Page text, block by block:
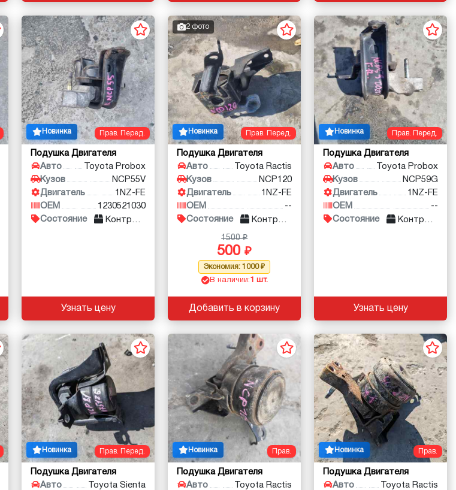
Прав. Перед.
Новинка
Подушка Двигателя
Авто
Toyota Probox
Кузов
NCP55V
Двигатель
1NZ-FE
OEM
1230521030
Состояние
Контракт
Узнать цену
Прав. Перед.
2 фото
Новинка
Подушка Двигателя
Авто
Toyota Ractis
Кузов
NCP120
Двигатель
1NZ-FE
OEM
--
Состояние
Контракт
1500
500
Экономия: 1000
В наличии:1 шт.
Добавить в корзину
Прав. Перед.
Новинка
Подушка Двигателя
Авто
Toyota Probox
Кузов
NCP59G
Двигатель
1NZ-FE
OEM
--
Состояние
Контракт
Узнать цену
Прав. Перед.
Новинка
Подушка Двигателя
Авто
Toyota Sienta
Прав.
Новинка
Подушка Двигателя
Авто
Toyota Ractis
Прав.
Новинка
Подушка Двигателя
Авто
Toyota Ractis